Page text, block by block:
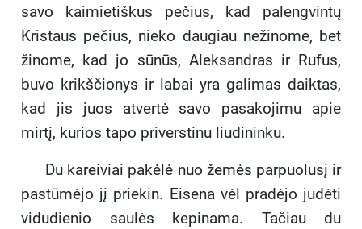
savo kaimietiškus pečius, kad palengvintų
Kristaus pečius, nieko daugiau nežinome, bet
žinome, kad jo sūnūs, Aleksandras ir Rufus,
buvo krikščionys ir labai yra galimas daiktas,
kad jis juos atvertė savo pasakojimu apie
mirtį, kurios tapo priverstinu liudininku.
Du kareiviai pakėlė nuo žemės parpuolusį ir
pastūmėjo jį priekin. Eisena vėl pradėjo judėti
vidudienio saulės kepinama. Tačiau du